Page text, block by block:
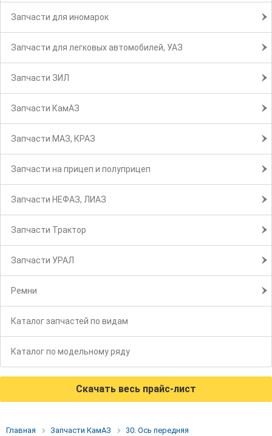
Запчасти для иномарок
Запчасти для легковых автомобилей, УАЗ
Запчасти ЗИЛ
Запчасти КамАЗ
Запчасти МАЗ, КРАЗ
Запчасти на прицеп и полуприцеп
Запчасти НЕФАЗ, ЛИАЗ
Запчасти Трактор
Запчасти УРАЛ
Ремни
Каталог запчастей по видам
Каталог по модельному ряду
Скачать весь прайс-лист
Главная Запчасти КамАЗ
30. Ось передняя